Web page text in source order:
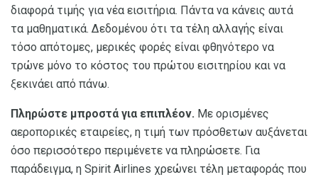
διαφορά τιμής για νέα εισιτήρια. Πάντα να κάνεις αυτά
τα μαθηματικά. Δεδομένου ότι τα τέλη αλλαγής είναι
τόσο απότομες, μερικές φορές είναι φθηνότερο να
τρώνε μόνο το κόστος του πρώτου εισιτηρίου και να
ξεκινάει από πάνω.
Πληρώστε μπροστά για επιπλέον. Με ορισμένες
αεροπορικές εταιρείες, η τιμή των πρόσθετων αυξάνεται
όσο περισσότερο περιμένετε να πληρώσετε. Για
παράδειγμα, η Spirit Airlines χρεώνει τέλη μεταφοράς που